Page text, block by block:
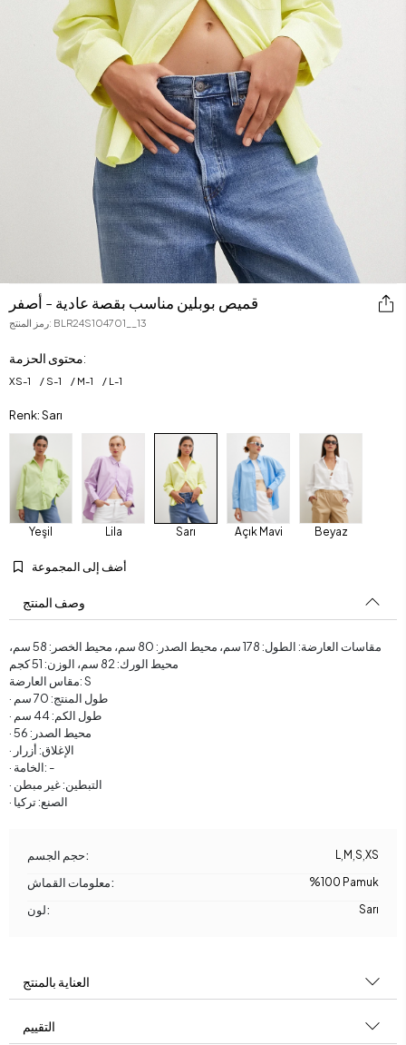
قميص بوبلين مناسب بقصة عادية - أصفر
رمز المنتج: BLR24S104701__13
محتوى الحزمة:
XS-1 S-1 M-1 L -1
Renk: Sarı
Yeşil Lila Sarı Açık Mavi Beyaz
أضف إلى المجموعة
وصف المنتج
مقاسات العارضة: الطول: 178 سم، محيط الصدر: 80 سم، محيط الخصر: 58 سم،
محيط الورك: 82 سم، الوزن: 51 كجم
مقاس العارضة: S
· طول المنتج: 70 سم
· طول الكم: 44 سم
· محيط الصدر: 56
· الإغلاق: أزرار
· الخامة: -
· التبطين: غير مبطن
· الصنع: تركيا
حجم الجسم: L M S XS
معلومات القماش: %100 Pamuk
لون: Sarı
العناية بالمنتج
التقييم